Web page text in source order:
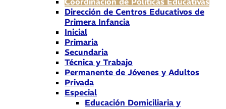
Dirección de Centros Educativos de
Primera Infancia
Inicial
Primaria
Secundaria
Técnica y Trabajo
Permanente de Jóvenes y Adultos
Privada
Especial
Educación Domiciliaria y